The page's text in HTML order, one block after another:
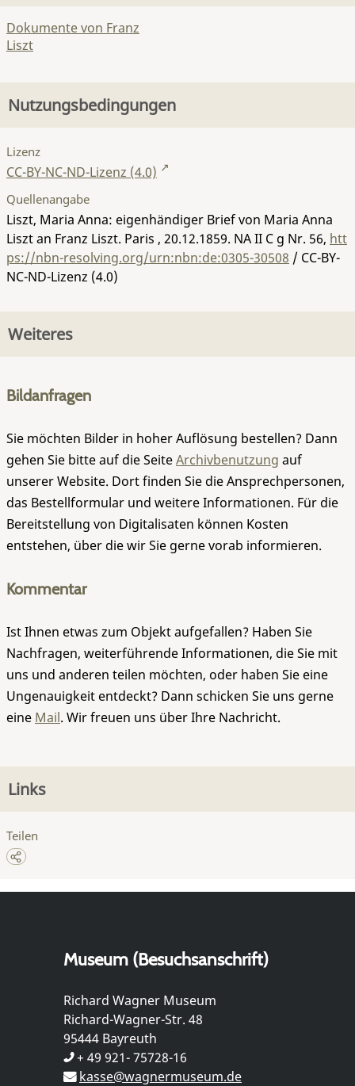
Dokumente von Franz
Liszt
Nutzungsbedingungen
Lizenz
CC-BY-NC-ND-Lizenz (4.0)
Quellenangabe
Liszt, Maria Anna: eigenhändiger Brief von Maria Anna
Liszt an Franz Liszt. Paris , 20.12.1859. NA II C g Nr. 56, htt
ps://nbn-resolving.org/urn:nbn:de:0305-30508 / CC-BY-
NC-ND-Lizenz (4.0)
Weiteres
Bildanfragen
Sie möchten Bilder in hoher Auflösung bestellen? Dann
gehen Sie bitte auf die SeiteArchivbenutzung auf
unserer Website. Dort finden Sie die Ansprechpersonen,
das Bestellformular und weitere Informationen. Für die
Bereitstellung von Digitalisaten können Kosten
entstehen, über die wir Sie gerne vorab informieren.
Kommentar
Ist Ihnen etwas zum Objekt aufgefallen? Haben Sie
Nachfragen, weiterführende Informationen, die Sie mit
uns und anderen teilen möchten, oder haben Sie eine
Ungenauigkeit entdeckt? Dann schicken Sie uns gerne
eine Mail. Wir freuen uns über Ihre Nachricht.
Links
Teilen
Museum (Besuchsanschrift)
Richard Wagner Museum
Richard-Wagner-Str. 48
95444 Bayreuth
+ 49 921- 75728-16
kasse@wagnermuseum.de